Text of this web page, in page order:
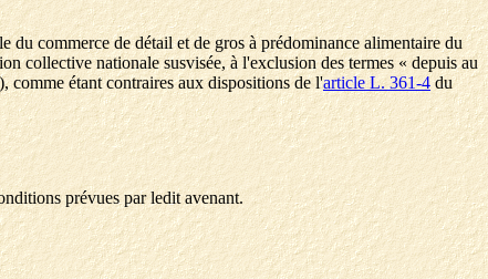
commerce de détail et de gros à prédominance alimentaire du
collective nationale susvisée, à l'exclusion des termes « depuis au
comme étant contraires aux dispositions de l'article L. 361-4du
prévues par ledit avenant.